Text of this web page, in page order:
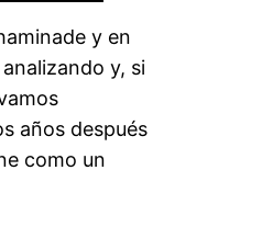
y en
y, si
años después
como un